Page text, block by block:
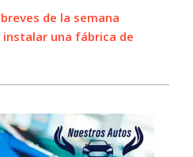
de la semana
instalar una fábrica de